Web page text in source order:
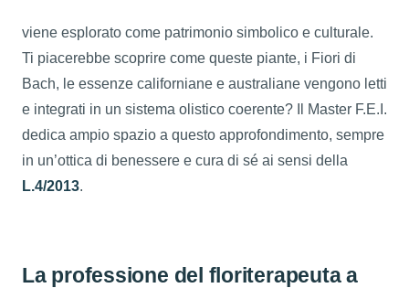
viene esplorato come patrimonio simbolico e culturale.
Ti piacerebbe scoprire come queste piante, i Fiori di
Bach, le essenze californiane e australiane vengono letti
e integrati in un sistema olistico coerente? Il Master F.E.I.
dedica ampio spazio a questo approfondimento, sempre
in un’ottica di benessere e cura di sé ai sensi della
L.4/2013.
La professione del floriterapeuta a